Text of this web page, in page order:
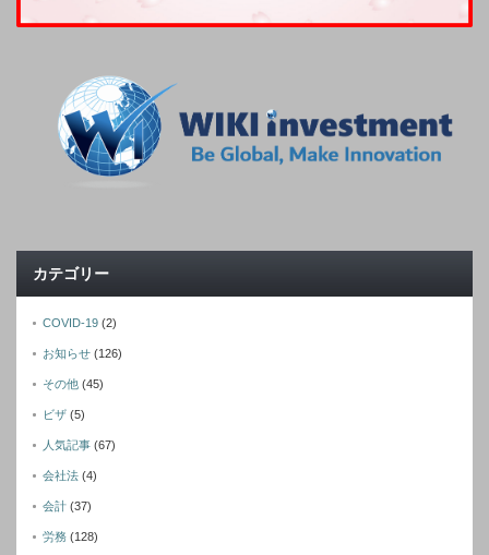
カテゴリー
COVID-19 (2)
お知らせ (126)
その他 (45)
ビザ (5)
人気記事 (67)
会社法 (4)
会計 (37)
労務 (128)